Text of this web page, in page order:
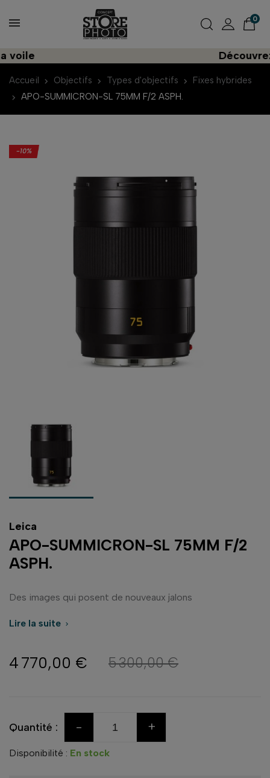
0
Découvrez une
Accueil Objectifs Types d'objectifs
Fixes hybrides
APO-SUMMICRON-SL 75MM F/2 ASPH.
-10%
Leica
APO-SUMMICRON-SL 75MM F/2
ASPH.
Des images qui posent de nouveaux jalons
Lire la suite 
4 770,00 € 5 300,00 €
Quantité : - +
Disponibilité : En stock